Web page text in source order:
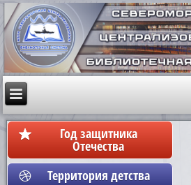
Год защитника
Отечества
Территория детства